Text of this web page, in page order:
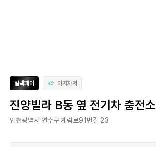
일렉페이 이지차저
진양빌라 B동 옆 전기차 충전소
인천광역시 연수구 계림로91번길 23